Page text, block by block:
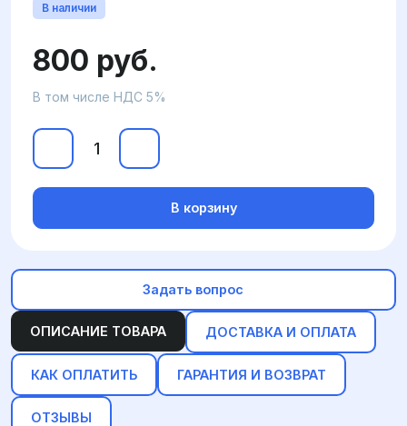
ОПИСАНИЕ ТОВАРА ДОСТАВКА И ОПЛАТА
КАК ОПЛАТИТЬ ГАРАНТИЯ И ВОЗВРАТ
ОТЗЫВЫ
В наличии
800 руб.
В том числе НДС 5%
В корзину
Задать вопрос